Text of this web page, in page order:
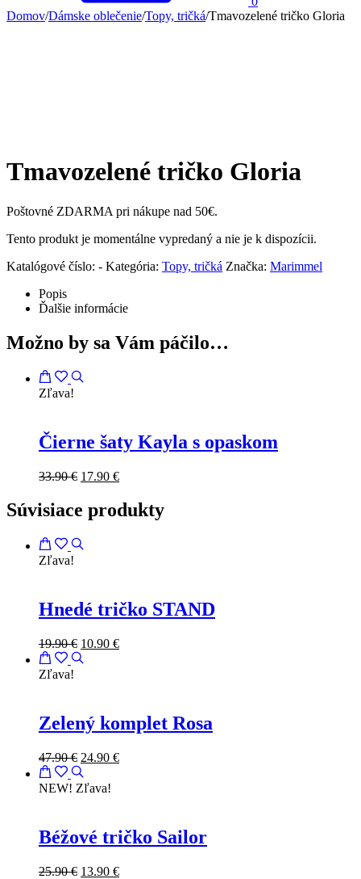
Domov/Dámske oblečenie/Topy, tričká/Tmavozelené tričko Gloria
Tmavozelené tričko Gloria
Poštovné ZDARMA pri nákupe nad 50€.
Tento produkt je momentálne vypredaný a nie je k dispozícii.
Katalógové číslo: - Kategória: Topy, tričká Značka: Marimmel
Popis
Ďalšie informácie
Možno by sa Vám páčilo…
Zľava!
Čierne šaty Kayla s opaskom
33.90€ 17.90 €
Súvisiace produkty
Zľava!
Hnedé tričko STAND
19.90€ 10.90 €
Zľava!
Zelený komplet Rosa
47.90€ 24.90 €
NEW! Zľava!
Béžové tričko Sailor
25.90€ 13.90 €